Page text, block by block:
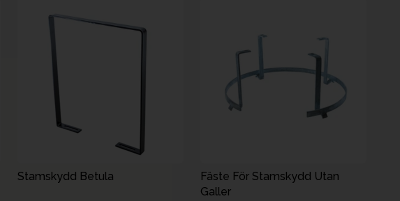
Stamskydd Betula
Fäste För Stamskydd Utan
Galler